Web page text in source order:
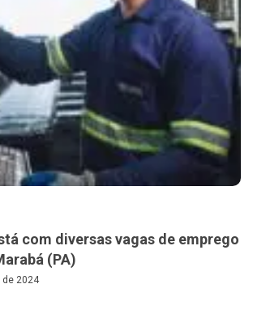
com diversas vagas de emprego
(PA)
de 2024